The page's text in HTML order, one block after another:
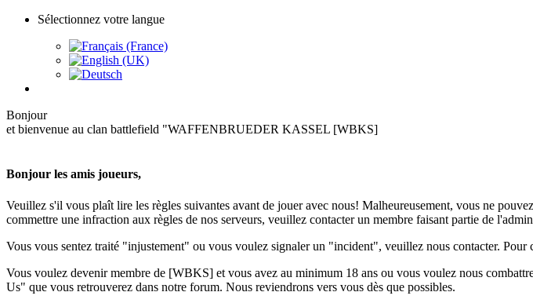
Sélectionnez votre langue
Bonjour
et bienvenue au clan battlefield "WAFFENBRUEDER KASSEL [WBKS]
Bonjour les amis joueurs,
Veuillez s'il vous plaît lire les règles suivantes avant de jouer avec nous! Malheureusement, vous ne
commettre une infraction aux règles de nos serveurs, veuillez contacter un membre faisant partie de
Vous vous sentez traité "injustement" ou vous voulez signaler un "incident", veuillez nous contacter.
Vous voulez devenir membre de [WBKS] et vous avez au minimum 18 ans ou vous voulez nous
Us" que vous retrouverez dans notre forum. Nous reviendrons vers vous dès que possibles.